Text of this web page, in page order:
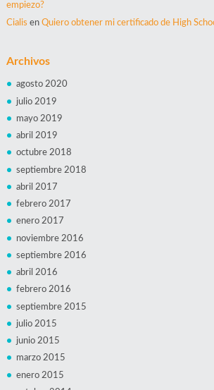
empiezo?
Сialis en Quiero obtener mi certificado de High
Archivos
agosto 2020
julio 2019
mayo 2019
abril 2019
octubre 2018
septiembre 2018
abril 2017
febrero 2017
enero 2017
noviembre 2016
septiembre 2016
abril 2016
febrero 2016
septiembre 2015
julio 2015
junio 2015
marzo 2015
enero 2015